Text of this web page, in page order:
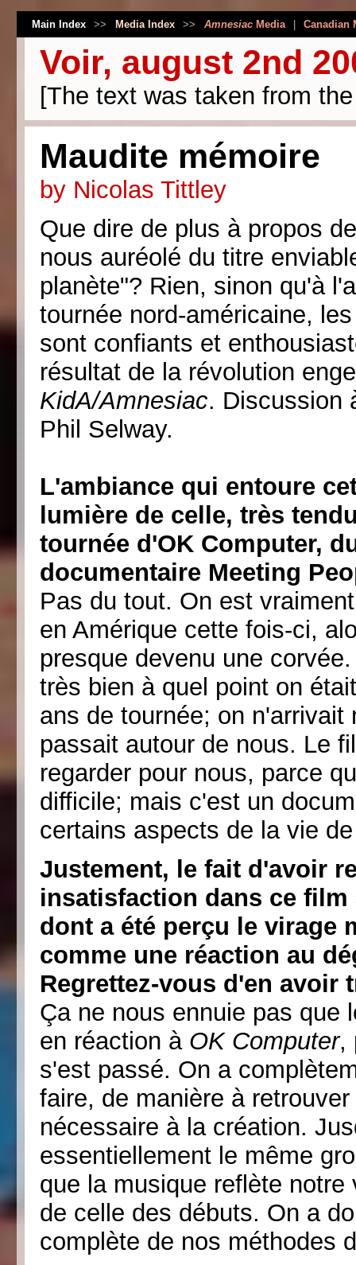
Main Index >> Media Index >> AmnesiacMedia Canadian
Voir, august 2nd
[The text was taken from
Maudite mémoire
by Nicolas Tittley
Que dire de plus à propos
nous auréolé du titre
planète"? Rien, sinon qu'à
tournée nord-américaine,
sont confiants et
résultat de la révolution
KidA/Amnesiac. Discussion
Phil Selway.
L'ambiance qui entoure
lumière de celle, très
tournée d'OK Computer,
documentaire Meeting
Pas du tout. On est
en Amérique cette fois-ci,
presque devenu une
très bien à quel point on
ans de tournée; on
passait autour de nous. Le
regarder pour nous, parce
difficile; mais c'est un
certains aspects de la vie
Justement, le fait d'avoir
insatisfaction dans ce
dont a été perçu le virage
comme une réaction au
Regrettez-vous d'en avoir
Ça ne nous ennuie pas
en réaction à OK Computer,
s'est passé. On a
faire, de manière à
nécessaire à la création.
essentiellement le même
que la musique reflète
de celle des débuts. On a
complète de nos méthodes